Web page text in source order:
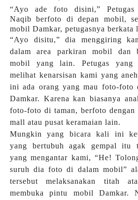
“Ayo ade foto disini,” Petugas
Naqib berfoto di depan mobil,
mobil Damkar, petugasnya berkata
“Ayo disitu,” dia menggiring
dalam area parkiran mobil dan
mobil yang lain. Petugas yang
melihat kenarsisan kami yang
ini ada orang yang mau foto-foto
Damkar. Karena kan biasanya
foto-foto di taman, berfoto dengan
mall atau pusat keramaian lain.
Mungkin yang bicara kali ini
yang bertubuh agak gempal itu
yang mengantar kami, “He!
suruh dia foto di dalam mobil”
tersebut melaksanakan titah
membuka pintu mobil Damkar.